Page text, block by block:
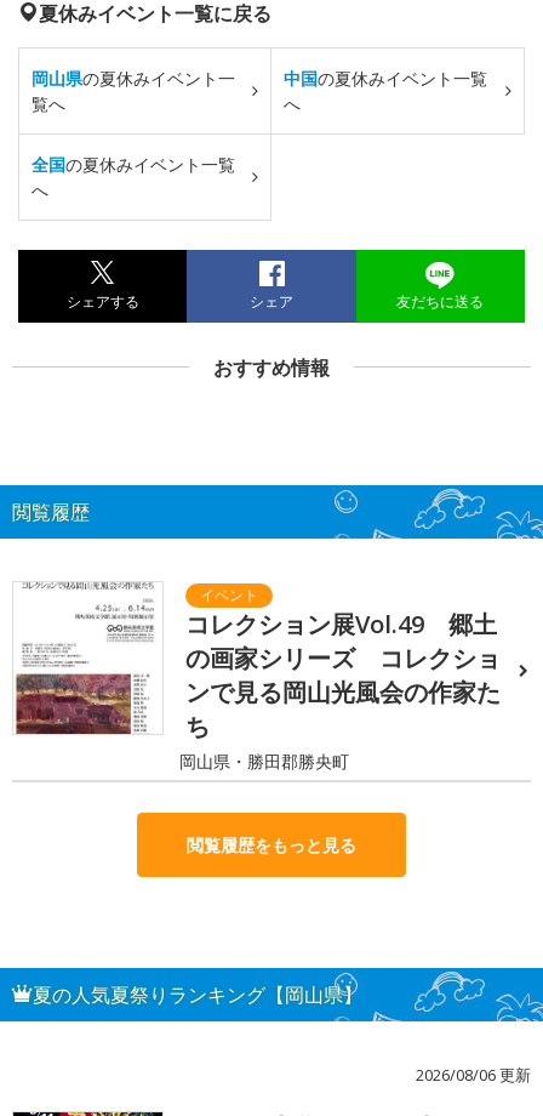
夏休みイベント一覧に戻る
岡山県の夏休みイベント一
覧へ
中国の夏休みイベント一覧
へ
全国の夏休みイベント一覧
へ
シェアする シェア 友だちに送る
おすすめ情報
閲覧履歴
コレクション展Vol.49 郷土
の画家シリーズ コレクショ
ンで見る岡山光風会の作家た
ち
岡山県・勝田郡勝央町
閲覧履歴をもっと見る
夏の人気夏祭りランキング【岡山県】
2026/08/06 更新